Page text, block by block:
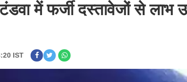
में फर्जी दस्तावेजों से लाभ
IST